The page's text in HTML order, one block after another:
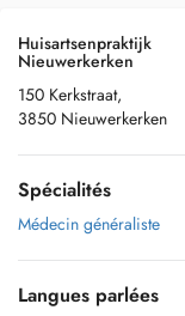
Huisartsenpraktijk
Nieuwerkerken
150 Kerkstraat,
3850 Nieuwerkerken
Spécialités
Médecin généraliste
Langues parlées